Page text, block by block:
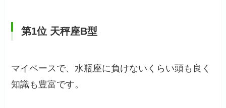
第1位 天秤座B型
マイペースで、水瓶座に負けないくらい頭も良く
知識も豊富です。